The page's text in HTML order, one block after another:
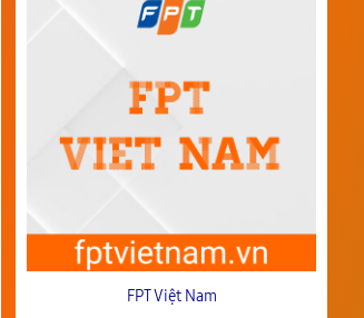
FPT Việt Nam